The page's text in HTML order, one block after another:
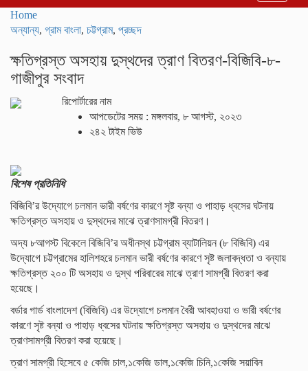
Home
অন্যান্য, গ্রাম বাংলা, চট্টগ্রাম, প্রচ্ছদ
ক্ষতিগ্রস্ত অসহায় দুস্থদের ত্রাণ বিতরণ-বিজিবি-৮-
গাজীপুর সংবাদ
রিপোর্টারের নাম
আপডেটের সময় : মঙ্গলবার, ৮ আগস্ট, ২০২৩
২৪২ টাইম ভিউ
বিশেষ প্রতিনিধি
বিজিবি’র উদ্যোগে চলমান ভারী বর্ষণের কারণে সৃষ্ট বন্যা ও পাহাড় ধ্বসের ঘটনায়
ক্ষতিগ্রস্ত অসহায় ও দুস্থদের মাঝে ত্রাণসামগ্রী বিতরণ।
অদ্য ৮আগস্ট বিকেলে বিজিবি’র অধীনস্থ চট্টগ্রাম ব্যাটালিয়ন (৮ বিজিবি) এর
উদ্যোগে চট্টগ্রামের হালিশহরে চলমান ভারী বর্ষণের কারণে সৃষ্ট জলাবদ্ধতা ও বন্যায়
ক্ষতিগ্রস্ত ২০০ টি অসহায় ও দুস্থ পরিবারের মাঝে ত্রাণ সামগ্রী বিতরণ করা
হয়েছে।
বর্ডার গার্ড বাংলাদেশ (বিজিবি) এর উদ্যোগে চলমান বৈরী আবহাওয়া ও ভারী বর্ষণের
কারণে সৃষ্ট বন্যা ও পাহাড় ধ্বসের ঘটনায় ক্ষতিগ্রস্ত অসহায় ও দুস্থদের মাঝে
ত্রাণসামগ্রী বিতরণ করা হয়েছে।
ত্রাণ সামগ্রী হিসেবে ৫ কেজি চাল,১কেজি ডাল,১কেজি চিনি,১কেজি সয়াবিন